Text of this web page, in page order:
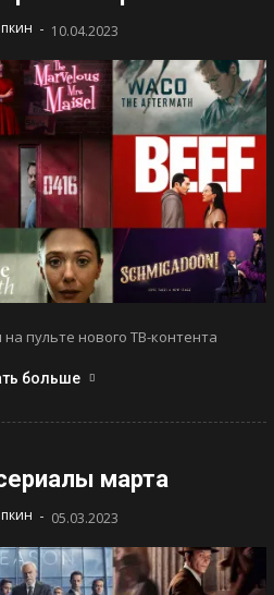
- 10.04.2023
пульте нового ТВ-контента
больше
марта
- 05.03.2023